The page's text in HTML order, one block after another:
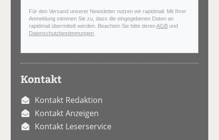
Für den Versand unserer Newsletter nutzen wir rapidmail. Mit Ihrer
Anmeldung stimmen Sie zu, dass die eingegebenen Daten an
rapidmail übermittelt werden. Beachten Sie bitte derenAGB und
Datenschutzbestimmungen
Kontakt
Kontakt Redaktion
Kontakt Anzeigen
Kontakt Leserservice